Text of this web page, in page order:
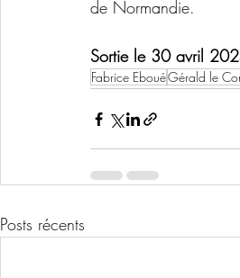
de Normandie.
Sortie le 30 avril
Fabrice EbouéGérald le
Posts récents